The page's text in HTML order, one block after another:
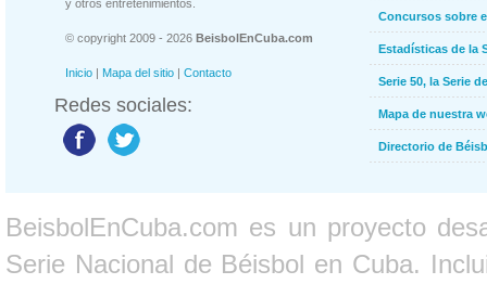
y otros entretenimientos.
© copyright 2009 - 2026 BeisbolEnCuba.com
Inicio | Mapa del sitio | Contacto
Redes sociales:
Concursos sobre
Estadísticas de la
Serie 50, la Serie
Mapa de nuestra
Directorio de
BeisbolEnCuba.com es un proyecto
Serie Nacional de Béisbol en Cuba.